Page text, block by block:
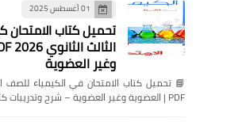
01 أغسطس 2025
تحميل كتاب
وغير العضوية
PDF | العضوية وغير العضوية – شرح وتدريبات كتاب الامتحان في …